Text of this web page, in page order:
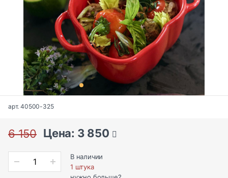
арт. 40500-325
6 150 Цена: 3 850
В наличии
1 штука